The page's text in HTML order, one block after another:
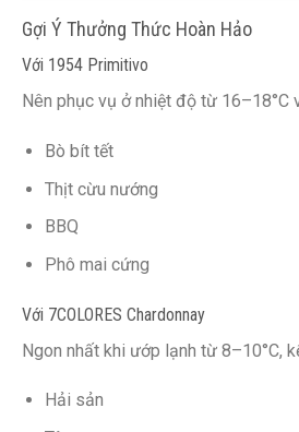
Gợi Ý Thưởng Thức Hoàn Hảo
Với 1954 Primitivo
Nên phục vụ ở nhiệt độ từ 16–18°C
Bò bít tết
Thịt cừu nướng
BBQ
Phô mai cứng
Với 7COLORES Chardonnay
Ngon nhất khi ướp lạnh từ 8–10°C,
Hải sản